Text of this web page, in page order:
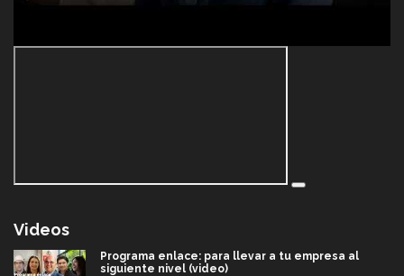
Videos
Programa enlace: para llevar a tu empresa al
siguiente nivel (video)